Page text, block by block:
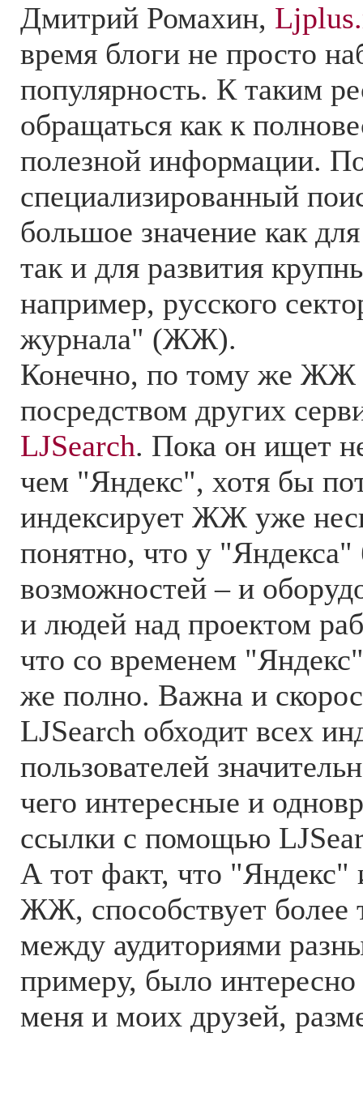
Дмитрий Ромахин,
время блоги не просто
популярность. К таким
обращаться как к
полезной информации.
специализированный
большое значение как
так и для развития
например, русского
журнала" (ЖЖ).
Конечно, по тому же ЖЖ
посредством других
LJSearch. Пока он ищет
чем "Яндекс", хотя бы
индексирует ЖЖ уже
понятно, что у
возможностей – и
и людей над проектом
что со временем "Яндекс"
же полно. Важна и
LJSearch обходит всех
пользователей
чего интересные и
ссылки с помощью
А тот факт, что "Яндекс"
ЖЖ, способствует
между аудиториями
примеру, было
меня и моих друзей,